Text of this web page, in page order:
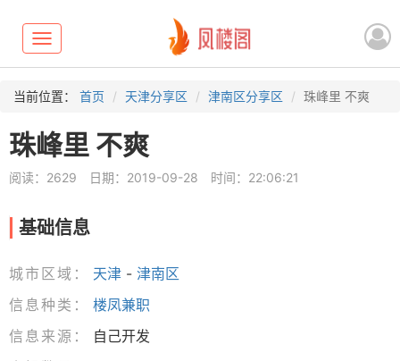
Toggle
navigation
当前位置： 首页 天津分享区 津南区分享区 珠峰里 不爽
珠峰里 不爽
阅读：2629 日期：2019-09-28 时间：22:06:21
基础信息
城市区域： 天津 - 津南区
信息种类：
楼凤兼职
信息来源：
自己开发